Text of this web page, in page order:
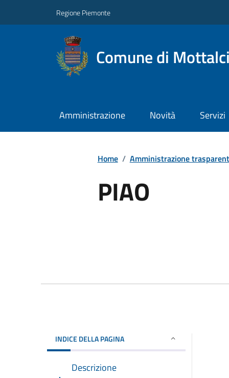
Regione Piemonte
Comune di
Amministrazione Novità Servizi
Home / Amministrazione
PIAO
INDICE DELLA PAGINA
Descrizione